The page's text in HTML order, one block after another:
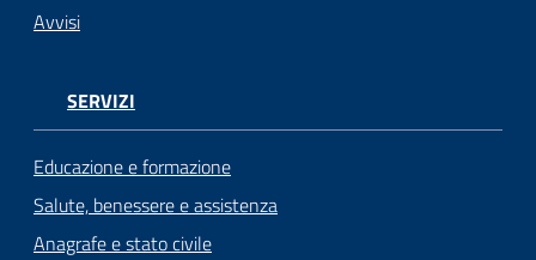
Avvisi
SERVIZI
Educazione e formazione
Salute, benessere e assistenza
Anagrafe e stato civile